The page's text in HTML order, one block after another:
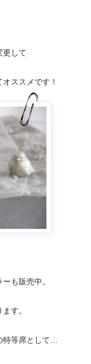
更して
ススメです！
も販売中。
す。
特等席として…